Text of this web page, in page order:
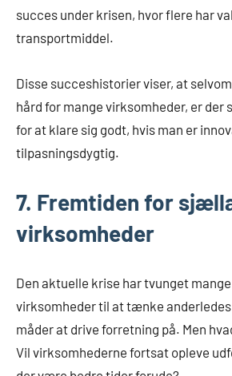
succes under krisen, hvor flere har
transportmiddel.
Disse succeshistorier viser, at
hård for mange virksomheder, er der
for at klare sig godt, hvis man er
tilpasningsdygtig.
7. Fremtiden for
virksomheder
Den aktuelle krise har tvunget
virksomheder til at tænke anderledes
måder at drive forretning på. Men
Vil virksomhederne fortsat opleve